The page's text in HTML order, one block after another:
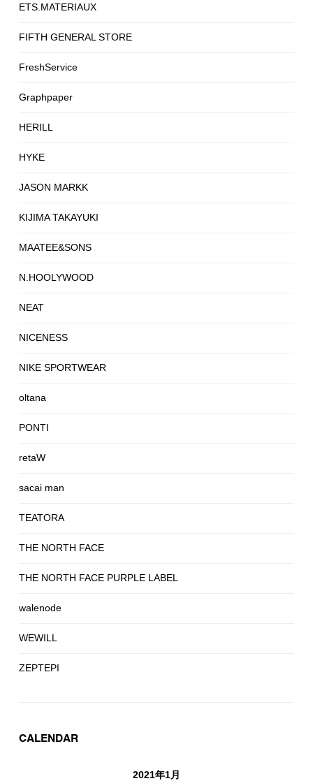
ETS.MATERIAUX
FIFTH GENERAL STORE
FreshService
Graphpaper
HERILL
HYKE
JASON MARKK
KIJIMA TAKAYUKI
MAATEE&SONS
N.HOOLYWOOD
NEAT
NICENESS
NIKE SPORTWEAR
oltana
PONTI
retaW
sacai man
TEATORA
THE NORTH FACE
THE NORTH FACE PURPLE LABEL
walenode
WEWILL
ZEPTEPI
CALENDAR
2021年1月